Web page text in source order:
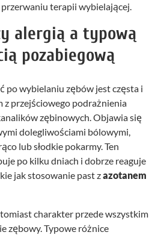
terapii wybielającej.
alergią a typową
pozabiegową
po wybielaniu zębów jest częsta i
z przejściowego podrażnienia
zębinowych. Objawia się
dolegliwościami bólowymi,
lub słodkie pokarmy. Ten
po kilku dniach i dobrze reaguje
jak stosowanie past zazotanem
charakter przede wszystkim
zębowy. Typowe różnice